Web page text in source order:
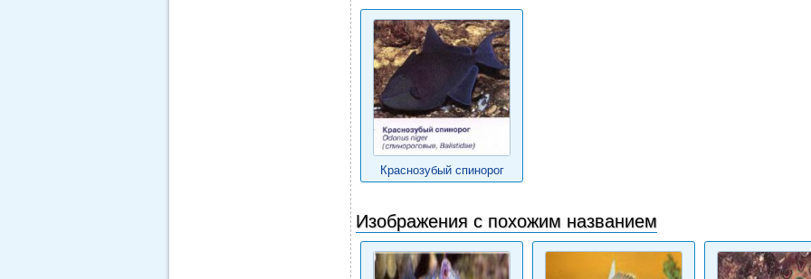
Краснозубый спинорог
Изображения с похожим названием